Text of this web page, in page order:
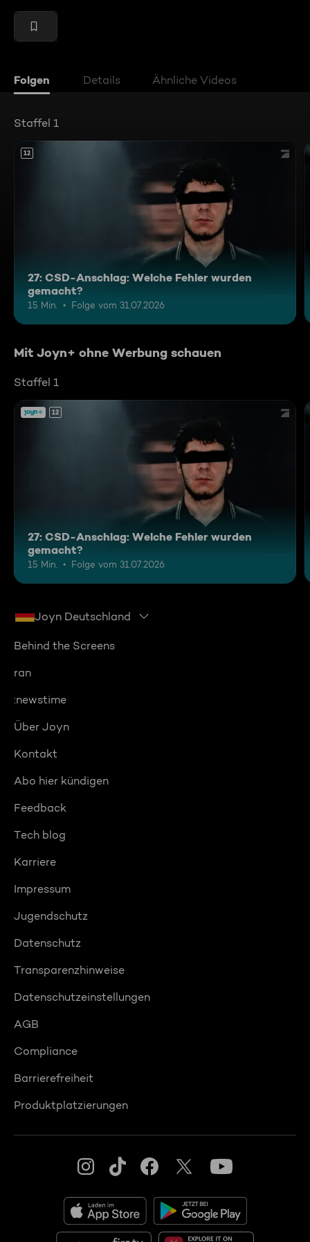
Folgen Details Ähnliche Videos
Staffel 1
12
27: CSD-Anschlag: Welche Fehler wurden
gemacht?
15 Min. Folge vom 31.07.2026
Mit Joyn+ ohne Werbung schauen
Staffel 1
12
27: CSD-Anschlag: Welche Fehler wurden
gemacht?
15 Min. Folge vom 31.07.2026
Joyn Deutschland
Behind the Screens
ran
:newstime
Über Joyn
Kontakt
Abo hier kündigen
Feedback
Tech blog
Karriere
Impressum
Jugendschutz
Datenschutz
Transparenzhinweise
Datenschutzeinstellungen
AGB
Compliance
Barrierefreiheit
Produktplatzierungen